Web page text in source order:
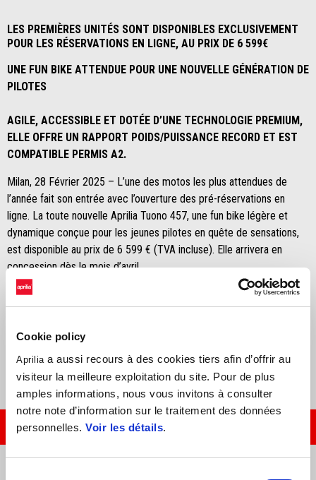
Cookie policy
Aprilia a aussi recours à des cookies tiers afin d’offrir au
visiteur la meilleure exploitation du site. Pour de plus
amples informations, nous vous invitons à consulter
notre note d’information sur le traitement des données
personnelles. Voir les détails.
LES PREMIÈRES UNITÉS SONT DISPONIBLES EXCLUSIVEMENT
POUR LES RÉSERVATIONS EN LIGNE, AU PRIX DE 6 599€
UNE FUN BIKE ATTENDUE POUR UNE NOUVELLE GÉNÉRATION DE
PILOTES
AGILE, ACCESSIBLE ET DOTÉE D’UNE TECHNOLOGIE PREMIUM,
ELLE OFFRE UN RAPPORT POIDS/PUISSANCE RECORD ET EST
COMPATIBLE PERMIS A2.
Milan, 28 Février 2025 – L’une des motos les plus attendues de
l’année fait son entrée avec l’ouverture des pré-réservations en
ligne. La toute nouvelle Aprilia Tuono 457, une fun bike légère et
dynamique conçue pour les jeunes pilotes en quête de sensations,
est disponible au prix de 6 599 € (TVA incluse). Elle arrivera en
concession dès le mois d’avril.
L'Aprilia Tuono 457 est la Tuono la plus jeune et la plus rebelle
jamais conçue, la dernière héritière d'une prestigieuse tradition de
pleine d'adrénaline. C'est une véritable naked bike dotée du meilleur
PRÉ-COMMANDER MAINTENANT